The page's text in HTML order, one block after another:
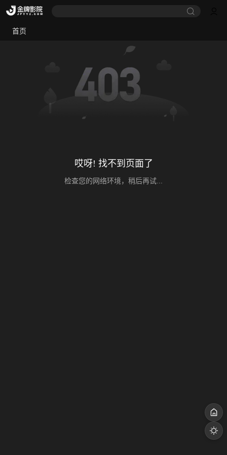
首页
哎呀! 找不到页面了
检查您的网络环境，稍后再试...